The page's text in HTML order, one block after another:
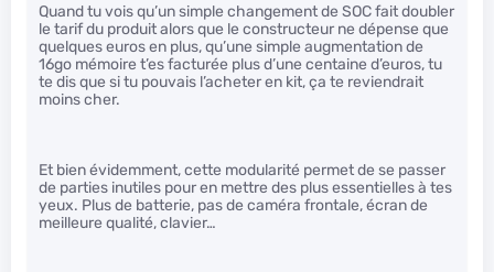
Quand tu vois qu’un simple changement de SOC fait doubler
le tarif du produit alors que le constructeur ne dépense que
quelques euros en plus, qu’une simple augmentation de
16go mémoire t’es facturée plus d’une centaine d’euros, tu
te dis que si tu pouvais l’acheter en kit, ça te reviendrait
moins cher.
Et bien évidemment, cette modularité permet de se passer
de parties inutiles pour en mettre des plus essentielles à tes
yeux. Plus de batterie, pas de caméra frontale, écran de
meilleure qualité, clavier…